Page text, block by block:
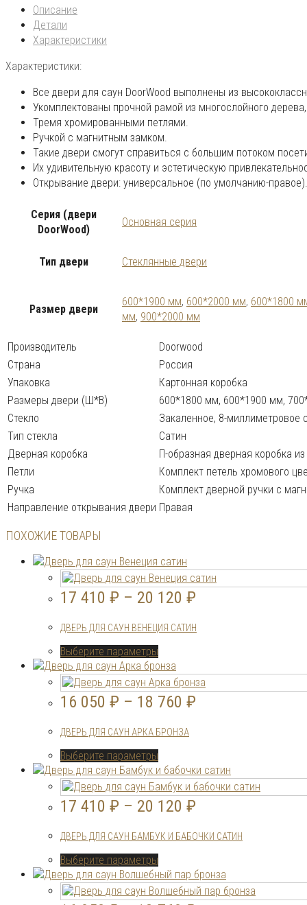
Описание
Детали
Характеристики
Характеристики:
Все двери для саун DoorWood выполнены из
Укомплектованы прочной рамой из многослойного
Тремя хромированными петлями.
Ручкой с магнитным замком.
Такие двери смогут справиться с большим потоком
Их удивительную красоту и эстетическую
Открывание двери: универсальное (по умолчанию-правое).
Серия (двери
DoorWood)
Основная серия
Тип двери Стеклянные двери
Размер двери
600*1900 мм, 600*2000 мм, 600*1800
мм, 900*2000 мм
Производитель
Doorwood
Страна
Россия
Упаковка
Картонная коробка
Размеры двери (Ш*В)
600*1800 мм, 600*1900 мм,
Стекло
Закаленное, 8-миллиметровое
Тип стекла
Сатин
Дверная коробка
П-образная дверная коробка
Петли
Комплект петель хромового
Ручка
Комплект дверной ручки с
Направление открывания двери Правая
ПОХОЖИЕ ТОВАРЫ
17 410 ₽ – 20 120 ₽
ДВЕРЬ ДЛЯ САУН ВЕНЕЦИЯ САТИН
Выберите параметры
товар
имеет
несколько
вариаций.
можно
выбрать
на
странице
товара.
16 050 ₽ – 18 760 ₽
ДВЕРЬ ДЛЯ САУН АРКА БРОНЗА
Выберите параметры
товар
имеет
несколько
вариаций.
можно
выбрать
на
странице
товара.
17 410 ₽ – 20 120 ₽
ДВЕРЬ ДЛЯ САУН БАМБУК И БАБОЧКИ САТИН
Выберите параметры
товар
имеет
несколько